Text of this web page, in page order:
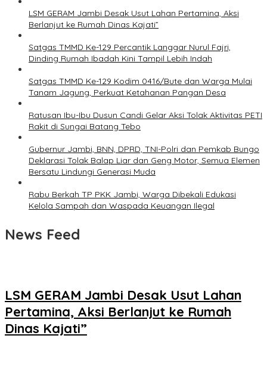
LSM GERAM Jambi Desak Usut Lahan Pertamina, Aksi
Berlanjut ke Rumah Dinas Kajati”
Satgas TMMD Ke-129 Percantik Langgar Nurul Fajri,
Dinding Rumah Ibadah Kini Tampil Lebih Indah
Satgas TMMD Ke-129 Kodim 0416/Bute dan Warga Mulai
Tanam Jagung, Perkuat Ketahanan Pangan Desa
Ratusan Ibu-Ibu Dusun Candi Gelar Aksi Tolak Aktivitas PETI
Rakit di Sungai Batang Tebo
Gubernur Jambi, BNN, DPRD, TNI-Polri dan Pemkab Bungo
Deklarasi Tolak Balap Liar dan Geng Motor, Semua Elemen
Bersatu Lindungi Generasi Muda
Rabu Berkah TP PKK Jambi, Warga Dibekali Edukasi
Kelola Sampah dan Waspada Keuangan Ilegal
News Feed
LSM GERAM Jambi Desak Usut Lahan
Pertamina, Aksi Berlanjut ke Rumah
Dinas Kajati”